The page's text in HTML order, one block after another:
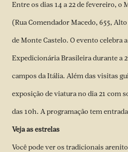
Entre os dias 14 a 22 de fevereiro, o
(Rua Comendador Macedo, 655,
de Monte Castelo. O evento celebra
Expedicionária Brasileira durante a
campos da Itália. Além das visitas
exposição de viatura no dia 21 com
das 10h. A programação tem
Veja as estrelas
Você pode ver os tradicionais